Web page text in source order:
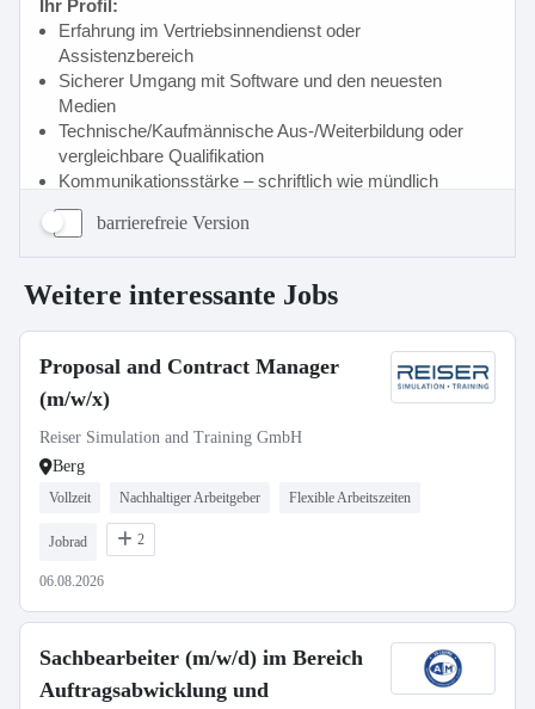
barrierefreie Version
Weitere interessante Jobs
Proposal and Contract Manager
(m/w/x)
Reiser Simulation and Training GmbH
Berg
Vollzeit Nachhaltiger Arbeitgeber Flexible Arbeitszeiten
Jobrad 2
06.08.2026
Sachbearbeiter (m/w/d) im Bereich
Auftragsabwicklung und